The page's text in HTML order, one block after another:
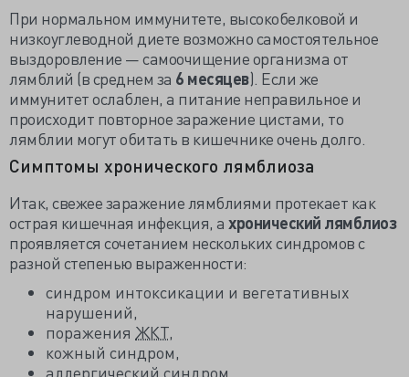
При нормальном иммунитете, высокобелковой и
низкоуглеводной диете возможно самостоятельное
выздоровление — самоочищение организма от
лямблий (в среднем за 6 месяцев). Если же
иммунитет ослаблен, а питание неправильное и
происходит повторное заражение цистами, то
лямблии могут обитать в кишечнике очень долго.
Симптомы хронического лямблиоза
Итак, свежее заражение лямблиями протекает как
острая кишечная инфекция, а хронический лямблиоз
проявляется сочетанием нескольких синдромов с
разной степенью выраженности:
синдром интоксикации и вегетативных
нарушений,
поражения ЖКТ,
кожный синдром,
аллергический синдром,